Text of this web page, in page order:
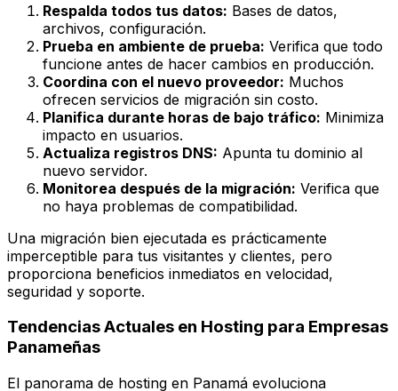
Respalda todos tus datos: Bases de datos,
archivos, configuración.
Prueba en ambiente de prueba: Verifica que todo
funcione antes de hacer cambios en producción.
Coordina con el nuevo proveedor: Muchos
ofrecen servicios de migración sin costo.
Planifica durante horas de bajo tráfico: Minimiza
impacto en usuarios.
Actualiza registros DNS: Apunta tu dominio al
nuevo servidor.
Monitorea después de la migración: Verifica que
no haya problemas de compatibilidad.
Una migración bien ejecutada es prácticamente
imperceptible para tus visitantes y clientes, pero
proporciona beneficios inmediatos en velocidad,
seguridad y soporte.
Tendencias Actuales en Hosting para Empresas
Panameñas
El panorama de hosting en Panamá evoluciona